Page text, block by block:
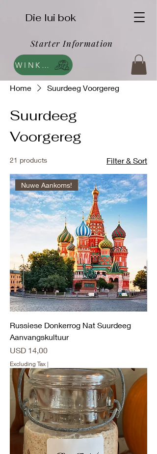
WINKEL
Die lui bok
Starter Information
Home Suurdeeg Voorgereg
Suurdeeg
Voorgereg
21 products Filter & Sort
Nuwe Aankoms!
Russiese Donkerrog Nat Suurdeeg
Aanvangskultuur
Price
USD 14,00
Excluding Tax |